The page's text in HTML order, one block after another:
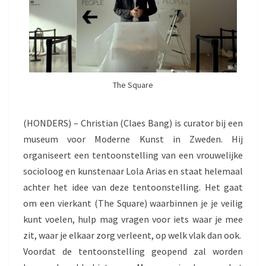
The Square
(HONDERS) – Christian (Claes Bang) is curator bij een
museum voor Moderne Kunst in Zweden. Hij
organiseert een tentoonstelling van een vrouwelijke
socioloog en kunstenaar Lola Arias en staat helemaal
achter het idee van deze tentoonstelling. Het gaat
om een vierkant (The Square) waarbinnen je je veilig
kunt voelen, hulp mag vragen voor iets waar je mee
zit, waar je elkaar zorg verleent, op welk vlak dan ook.
Voordat de tentoonstelling geopend zal worden